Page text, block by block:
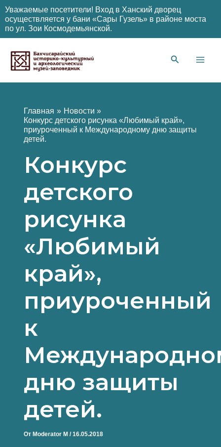
Уважаемые посетители! Вход в Ханский дворец
осуществляется у бани «Сары Гузель» в районе моста
по ул. Зои Космодемьянской.
содержимому
Главная
Новости
Конкурс детского рисунка «Любимый край»,
приуроченный к Международному дню защиты
детей.
Конкурс
детского
рисунка
«Любимый
край»,
приуроченный
к
дню защиты
детей.
От Moderator M /16.05.2018